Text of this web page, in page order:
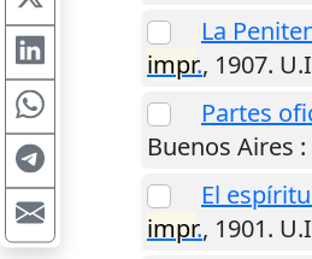
La
impr., 1907.
Partes
Buenos Aires :
El
impr., 1901.